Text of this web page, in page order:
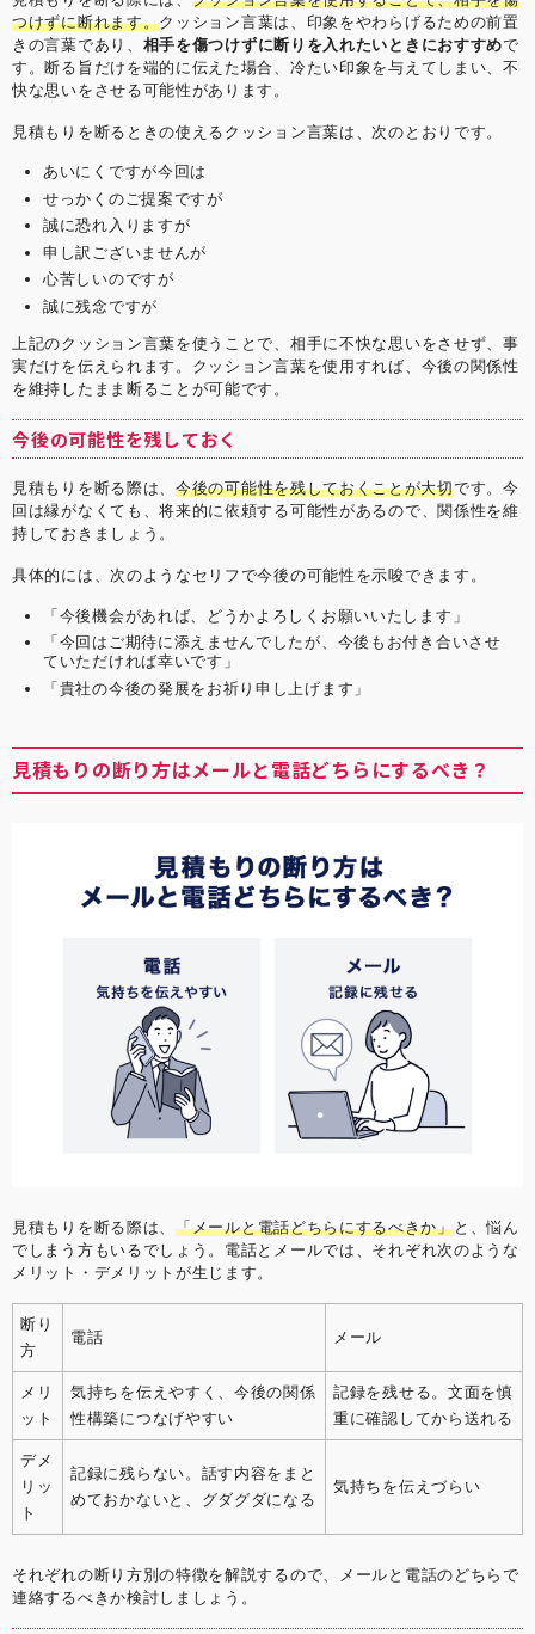
つけずに断れます。クッション言葉は、印象をやわらげるための前置
きの言葉であり、 相手を傷つけずに断りを入れたいときにおすすめで
す。断る旨だけを端的に伝えた場合、冷たい印象を与えてしまい、不
快な思いをさせる可能性があります。
見積もりを断るときの使えるクッション言葉は、次のとおりです。
あいにくですが今回は
せっかくのご提案ですが
誠に恐れ入りますが
申し訳ございませんが
心苦しいのですが
誠に残念ですが
上記のクッション言葉を使うことで、相手に不快な思いをさせず、事
実だけを伝えられます。クッション言葉を使用すれば、今後の関係性
を維持したまま断ることが可能です。
今後の可能性を残しておく
見積もりを断る際は、 今後の可能性を残しておくことが大切です。今
回は縁がなくても、将来的に依頼する可能性があるので、関係性を維
持しておきましょう。
具体的には、次のようなセリフで今後の可能性を示唆できます。
「今後機会があれば、どうかよろしくお願いいたします」
「今回はご期待に添えませんでしたが、今後もお付き合いさせ
ていただければ幸いです」
「貴社の今後の発展をお祈り申し上げます」
見積もりの断り方はメールと電話どちらにするべき？
見積もりを断る際は、 「メールと電話どちらにするべきか」と、悩ん
でしまう方もいるでしょう。電話とメールでは、それぞれ次のような
メリット・デメリットが生じます。
断り
方
電話 メール
メリ
ット
気持ちを伝えやすく、今後の関係
性構築につなげやすい
記録を残せる。文面を慎
重に確認してから送れる
デメ
リッ
ト
記録に残らない。話す内容をまと
めておかないと、グダグダになる
気持ちを伝えづらい
それぞれの断り方別の特徴を解説するので、メールと電話のどちらで
連絡するべきか検討しましょう。